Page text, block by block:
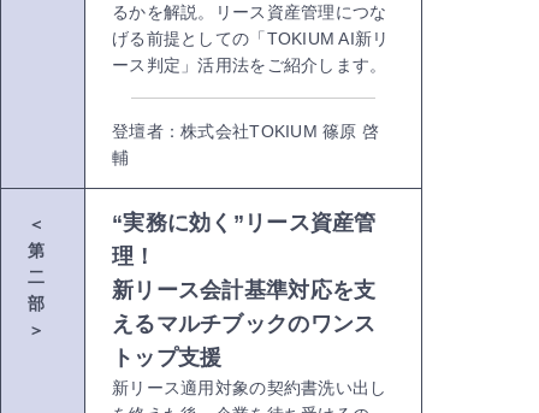
るかを解説。リース資産管理につな
げる前提としての「TOKIUM AI新リ
ース判定」活用法をご紹介します。
登壇者：株式会社TOKIUM 篠原 啓
輔
＜
第
二
部
＞
“実務に効く”リース資産管
理！
新リース会計基準対応を支
えるマルチブックのワンス
トップ支援
新リース適用対象の契約書洗い出し